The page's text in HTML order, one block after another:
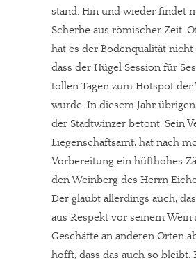
stand. Hin und wieder findet
Scherbe aus römischer Zeit.
hat es der Bodenqualität nicht
dass der Hügel Session für
tollen Tagen zum Hotspot
wurde. In diesem Jahr
der Stadtwinzer betont. Sein
Liegenschaftsamt, hat nach
Vorbereitung ein hüfthohes
den Weinberg des Herrn
Der glaubt allerdings auch,
aus Respekt vor seinem Wein
Geschäfte an anderen Orten
hofft, dass das auch so bleibt.